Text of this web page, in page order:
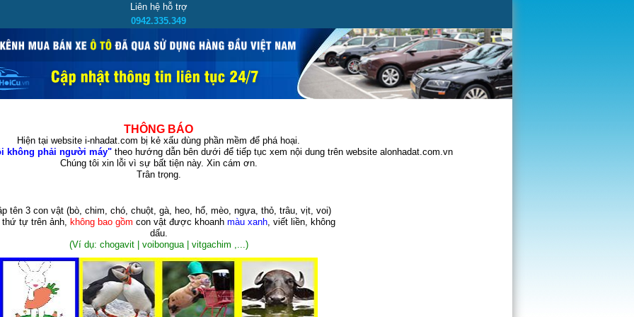
Liên hệ hỗ trợ
0942.335.349
THÔNG BÁO
Hiện tại website i-nhadat.com bị kẻ xấu dùng phần mềm để phá hoại.
không phải người máy"theo hướng dẫn bên dưới để tiếp tục xem nội dung trên website alonhadat.com.vn
Chúng tôi xin lỗi vì sự bất tiện này. Xin cám ơn.
Trân trọng.
tên 3 con vật (bò, chim, chó, chuột, gà, heo, hổ, mèo, ngựa, thỏ, trâu, vịt, voi)
thứ tự trên ảnh, không bao gồm con vật được khoanh màu xanh, viết liền, không
dấu.
(Ví dụ: chogavit | voibongua | vitgachim ,...)